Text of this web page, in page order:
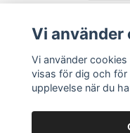
Vi använder
Vi använder
visas för dig och för
upplevelse när du